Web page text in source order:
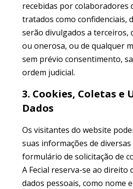
recebidas por colaboradores
tratados como confidenciais,
serão divulgados a terceiros,
ou onerosa, ou de qualquer
sem prévio consentimento,
ordem judicial.
3. Cookies, Coletas e
Dados
Os visitantes do website
suas informações de
formulário de solicitação de
A Fecial reserva-se ao direito
dados pessoais, como nome